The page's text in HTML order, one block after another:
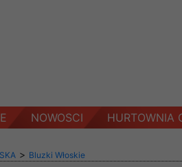
NOWOSCI HURTOWNIA
> Bluzki Włoskie